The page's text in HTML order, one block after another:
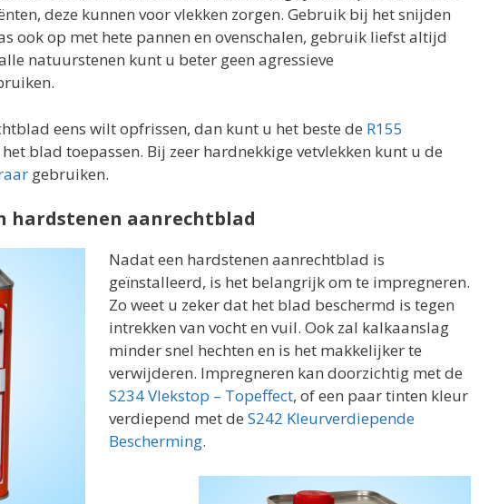
deze kunnen voor vlekken zorgen. Gebruik bij het snijden
ook op met hete pannen en ovenschalen, gebruik liefst altijd
natuurstenen kunt u beter geen agressieve
eens wilt opfrissen, dan kunt u het beste de R155
blad toepassen. Bij zeer hardnekkige vetvlekken kunt u de
gebruiken.
hardstenen aanrechtblad
Nadat een hardstenen aanrechtblad is
geïnstalleerd, is het belangrijk om te impregneren.
Zo weet u zeker dat het blad beschermd is tegen
intrekken van vocht en vuil. Ook zal kalkaanslag
minder snel hechten en is het makkelijker te
verwijderen. Impregneren kan doorzichtig met de
S234 Vlekstop – Topeffect, of een paar tinten kleur
verdiepend met de S242 Kleurverdiepende
Bescherming.